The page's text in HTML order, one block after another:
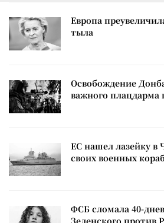
Европа
тыла
Освобождение
важного плацдарма
ЕС нашел лазейку в
своих военных
ФСБ сломала 40-